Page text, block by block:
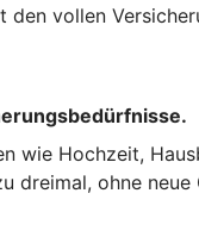
vollen
wie Hochzeit,
ohne